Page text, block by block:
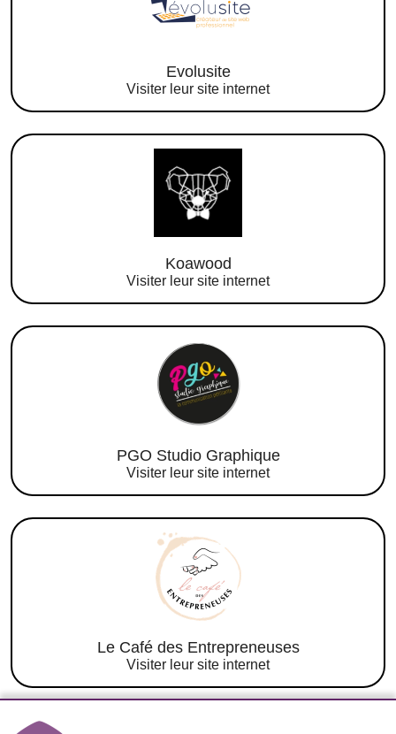
Evolusite
Visiter leur site internet
Koawood
Visiter leur site internet
PGO Studio Graphique
Visiter leur site internet
Le Café des Entrepreneuses
Visiter leur site internet